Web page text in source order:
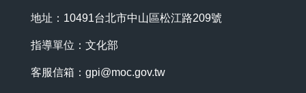
地址：10491台北市中山區松江路209號
指導單位：文化部
客服信箱： gpi@moc.gov.tw